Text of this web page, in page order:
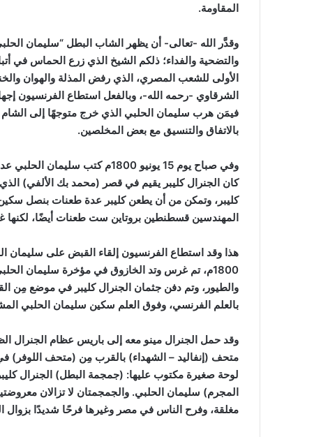
المقاومة.
وقدَّر الله -تعالى- أن يظهر الشاب البطل “سليمان
والتضحية والفداء؛ ذلكم الشيخ الذي زرع الحماس في
الأولى للشعب المصري، الذي رفض المذلة والهوان
الشرقاوي -رحمه الله-، وبالفعل استطاع الفرنسيون
فيمَن هرب سليمان الحلبي الذي خرج متوجهًا إلى
بالاتفاق والتنسيق مع بعض المخلصين.
وفي صباح يوم 15 يونيو 1800م
كان الجنرال كليبر يقيم في قصر (محمد بك الألفي)
كليبر، وتمكن من أن يطعن كليبر عدة طعنات بنصل
المهندسين قسطنطين بروتاين ست طعنات أيضًا، لكنها
1800م، تم غرس وتد الخازوق في مؤخرة سليمان
والطيور، وتم دفن جثمان الجنرال كليبر في موضع مِن
بالعلم الفرنسي، وفوق العلم سكين سليمان الحلبي
وقد حمل الجنرال مينو معه إلى باريس عظام الجنرال
متحف (إنفاليد – الشهداء) بالقرب مِن (متحف اللوفر)
لوحة صغيرة مكتوب عليها: (جمجمة البطل) الجنرال
المجرم) سليمان الحلبي. والجمجمتان لا تزالان
مغلقة، وفرح الناس في مصر وغيرها فرحًا شديدًا بزوال